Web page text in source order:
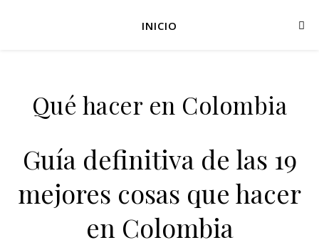
INICIO
Qué hacer en Colombia
Guía definitiva de las 19
mejores cosas que hacer
en Colombia